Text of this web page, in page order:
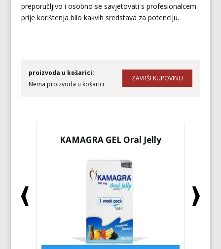
preporučljivo i osobno se savjetovati s profesionalcem
prije korištenja bilo kakvih sredstava za potenciju.
proizvoda u košarici:
Nema proizvoda u košarici
KAMAGRA GEL Oral Jelly